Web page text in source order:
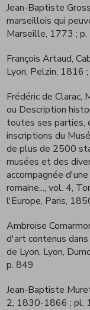
Jean-Baptiste
marseillois qui
Marseille, 1773;
François Artaud,
Lyon, Pelzin, 1816
Frédéric de Clarac,
ou Description
toutes ses parties,
inscriptions du
de plus de 2500
musées et des
accompagnée
romaine..., vol. 4,
l'Europe, Paris,
Ambroise
d'art contenus
de Lyon, Lyon,
p. 849
Jean-Baptiste
2, 1830-1866; pl.